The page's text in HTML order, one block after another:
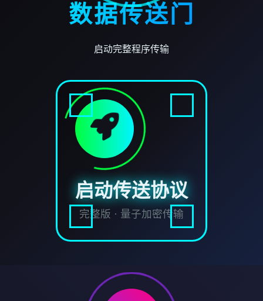
数据传送门
启动完整程序传输
启动传送协议
完整版 · 量子加密传输